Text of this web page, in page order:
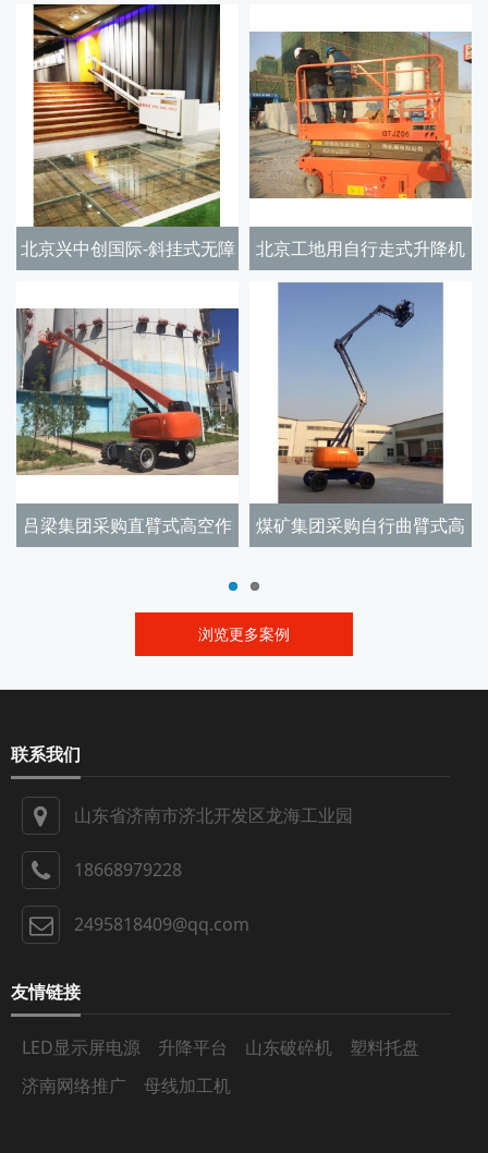
降机
高
太原定做汽车升降平台
某航空公司定做30吨剪
升降机
青岛农业大学定制自行折臂
郑州检疫局固定式登车
浏览更多案例
联系我们
山东省济南市济北开发区龙海工业园
18668979228
2495818409@qq.com
友情链接
LED显示屏电源 升降平台 山东破碎机
塑料托盘
济南网络推广
母线加工机